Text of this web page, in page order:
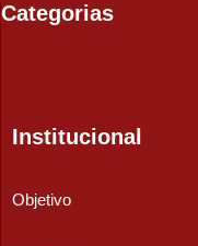
Categorias
Institucional
Objetivo